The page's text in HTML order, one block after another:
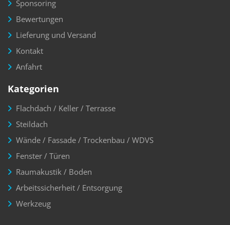
Sponsoring
Bewertungen
Lieferung und Versand
Kontakt
Anfahrt
Kategorien
Flachdach / Keller / Terrasse
Steildach
Wände / Fassade / Trockenbau / WDVS
Fenster / Türen
Raumakustik / Boden
Arbeitssicherheit / Entsorgung
Werkzeug